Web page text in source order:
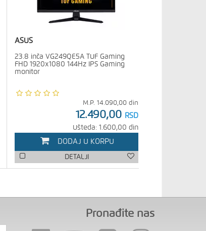
ASUS
23.8 inča VG249QE5A TUF Gaming
FHD 1920x1080 144Hz IPS Gaming
monitor
M.P. 14.090,00 din
12.490,00 RSD
Ušteda: 1.600,00 din
DODAJ U KORPU
DETALJI
Pronađite nas